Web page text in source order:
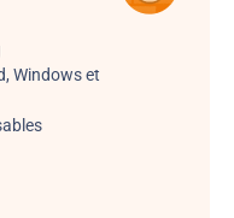
Windows et